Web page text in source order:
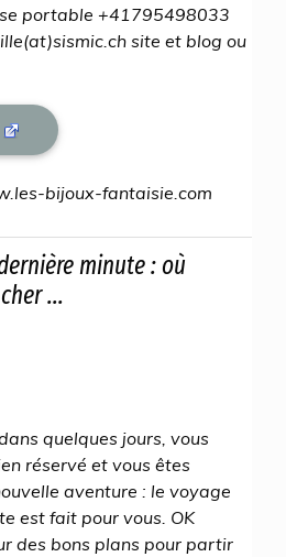
portable +41795498033
site et blog ou
bijoux-fantaisie.com
minute : où
...
quelques jours, vous
réservé et vous êtes
aventure : le voyage
est fait pour vous. OK
des bons plans pour partir